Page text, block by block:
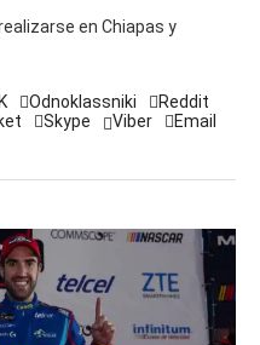
en Chiapas y
Odnoklassniki
Reddit
Skype Viber Email